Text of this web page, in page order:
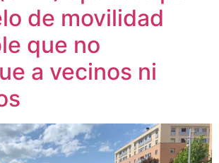
de movilidad
que no
a vecinos ni